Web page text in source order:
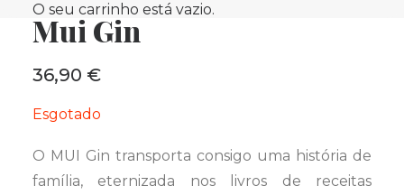
O seu carrinho está vazio.
Mui Gin
36,90 €
Esgotado
O MUI Gin transporta consigo uma história de
família, eternizada nos livros de receitas